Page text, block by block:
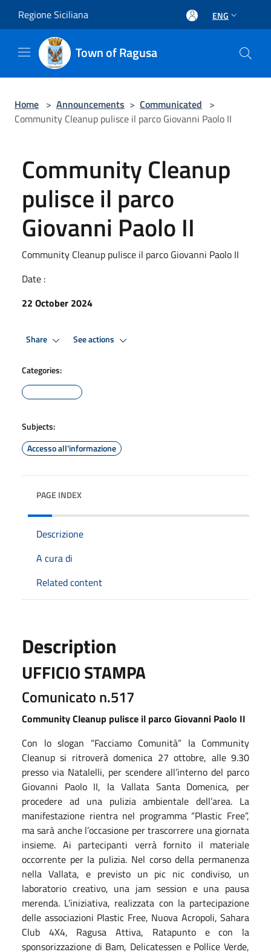
Regione Siciliana ENG
Town of Ragusa
Home > Announcements > Communicated >
Community Cleanup pulisce il parco Giovanni Paolo II
Community Cleanup
pulisce il parco
Giovanni Paolo II
Community Cleanup pulisce il parco Giovanni Paolo II
Date :
22 October 2024
Share See actions
Categories:
Subjects:
Accesso all'informazione
PAGE INDEX
Descrizione
A cura di
Related content
Description
UFFICIO STAMPA
Comunicato n.517
Community Cleanup pulisce il parco Giovanni Paolo II
Con lo slogan “Facciamo Comunità” la Community
Cleanup si ritroverà domenica 27 ottobre, alle 9.30
presso via Natalelli, per scendere all’interno del parco
Giovanni Paolo II, la Vallata Santa Domenica, per
procedere ad una pulizia ambientale dell’area. La
manifestazione rientra nel programma “Plastic Free”,
ma sarà anche l’occasione per trascorrere una giornata
insieme. Ai partecipanti verrà fornito il materiale
occorrente per la pulizia. Nel corso della permanenza
nella Vallata, e previsto un pic nic condiviso, un
laboratorio creativo, una jam session e una pausa
merenda. L’iniziativa, realizzata con la partecipazione
delle associazioni Plastic Free, Nuova Acropoli, Sahara
Club 4X4, Ragusa Attiva, Ratapunto e con la
sponsorizzazione di Bam, Delicatessen e Pollice Verde,